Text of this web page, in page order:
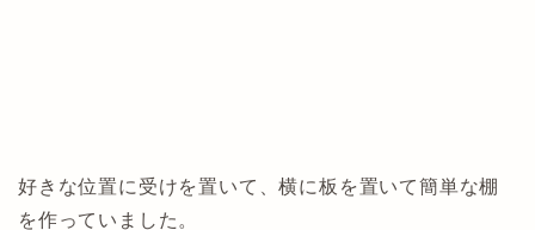
好きな位置に受けを置いて、横に板を置いて簡単な棚
を作っていました。